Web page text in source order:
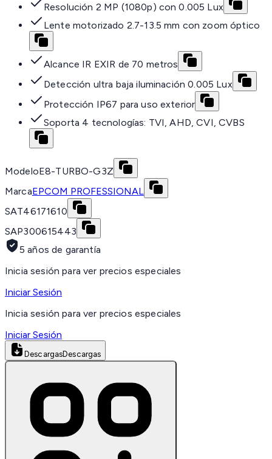
Resolución 2 MP (1080p) con 0.005 Lux
Lente motorizado 2.7-13.5 mm con zoom óptico
Alcance IR EXIR de 70 metros
Detección ultra baja iluminación 0.005 Lux
Protección IP67 para uso exterior
Soporta 4 tecnologías: TVI, AHD, CVI, CVBS
ModeloE8-TURBO-G3Z
MarcaEPCOM PROFESSIONAL
SAT46171610
SAP300615443
5 años de garantía
Inicia sesión para ver precios especiales
Iniciar Sesión
Inicia sesión para ver precios especiales
Iniciar Sesión
DescargasDescargas